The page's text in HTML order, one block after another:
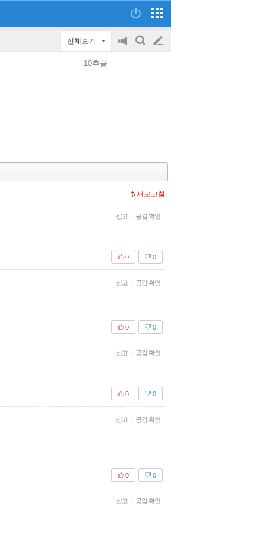
전체보기
공
on/off
검
글
쓰
10추글
새로고침
신고 | 공감 확인
0
0
신고 | 공감 확인
0
0
신고 | 공감 확인
0
0
신고 | 공감 확인
0
0
신고 | 공감 확인